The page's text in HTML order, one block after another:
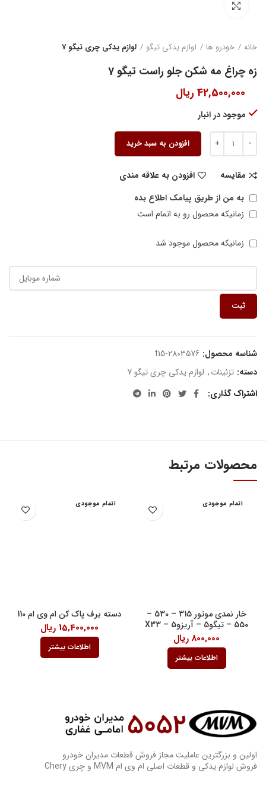
خانه خودرو ها لوازم یدکی تیگو لوازم یدکی چری تیگو 7
زه چراغ مه شکن جلو راست تیگو 7
42,500,000 ریال
موجود در انبار
افزودن به سبد خرید
مقایسه
افزودن به علاقه مندی
به من از طریق پیامک اطلاع بده
زمانیکه محصول رو به اتمام است
زمانیکه محصول موجود شد
ثبت
شناسه محصول: t15-2803576
دسته: تزئینات, لوازم یدکی چری تیگو 7
اشتراک گذاری
محصولات مرتبط
اتمام موجودی
خار نمدی موتور 315 – 530 –
550 – تیگو5 – آریزو5 – X33
800,000 ریال
اطلاعات بیشتر
اتمام موجودی
دسته برف پاک کن ام وی ام 110
15,400,000 ریال
اطلاعات بیشتر
اولین و بزرگترین عاملیت مجاز فروش قطعات مدیران خودرو
فروش لوازم یدکی و قطعات اصلی ام وی ام MVM و چری Chery